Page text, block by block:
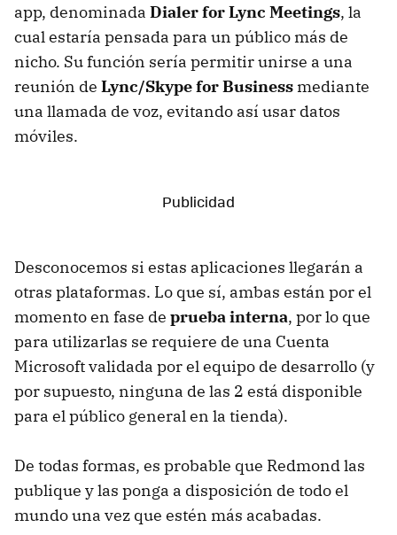
app, denominada Dialer for Lync Meetings, la
cual estaría pensada para un público más de
nicho. Su función sería permitir unirse a una
reunión de Lync/Skype for Business mediante
una llamada de voz, evitando así usar datos
móviles.
Desconocemos si estas aplicaciones llegarán a
otras plataformas. Lo que sí, ambas están por el
momento en fase de prueba interna, por lo que
para utilizarlas se requiere de una Cuenta
Microsoft validada por el equipo de desarrollo (y
por supuesto, ninguna de las 2 está disponible
para el público general en la tienda).
De todas formas, es probable que Redmond las
publique y las ponga a disposición de todo el
mundo una vez que estén más acabadas.